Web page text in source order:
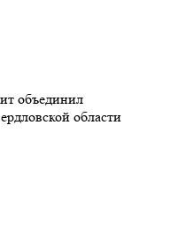
объединил
области